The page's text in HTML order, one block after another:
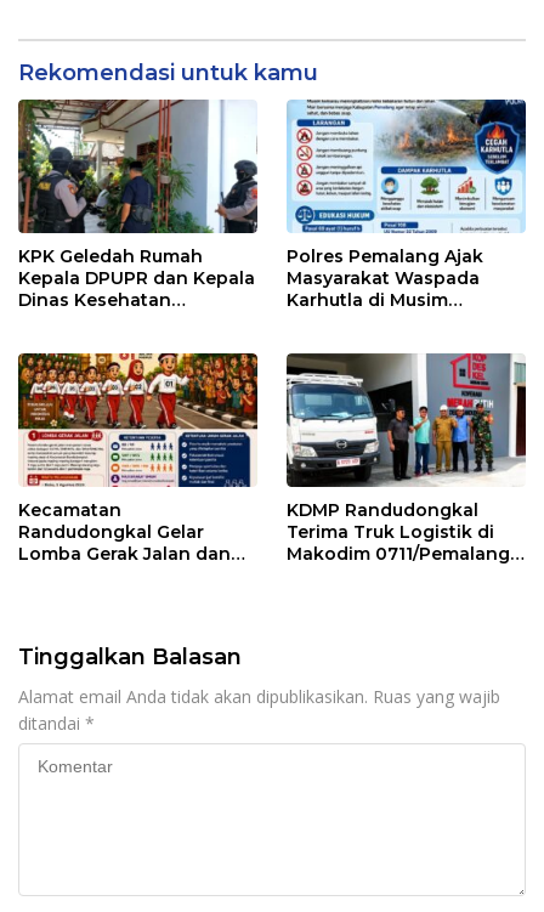
Rekomendasi untuk kamu
KPK Geledah Rumah
Kepala DPUPR dan Kepala
Dinas Kesehatan
Polres Pemalang Ajak
Masyarakat Waspada
Karhutla di Musim
Kecamatan
Randudongkal Gelar
Lomba Gerak Jalan dan
KDMP Randudongkal
Terima Truk Logistik di
Makodim 0711/Pemalang
Tinggalkan Balasan
Alamat email Anda tidak akan dipublikasikan. Ruas yang wajib
ditandai *